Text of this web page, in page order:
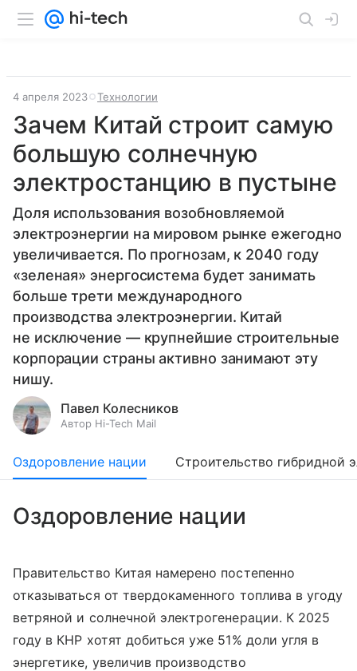
4 апреля 2023 Технологии
Зачем Китай строит самую
большую солнечную
электростанцию в пустыне
Доля использования возобновляемой
электроэнергии на мировом рынке ежегодно
увеличивается. По прогнозам, к 2040 году
«зеленая» энергосистема будет занимать
больше трети международного
производства электроэнергии. Китай
не исключение — крупнейшие строительные
корпорации страны активно занимают эту
нишу.
Павел Колесников
Автор Hi-Tech Mail
Оздоровление нации Строительство гибридной
Оздоровление нации
Правительство Китая намерено постепенно
отказываться от твердокаменного топлива в угоду
ветряной и солнечной электрогенерации. К 2025
году в КНР хотят добиться уже 51% доли угля в
энергетике, увеличив производство